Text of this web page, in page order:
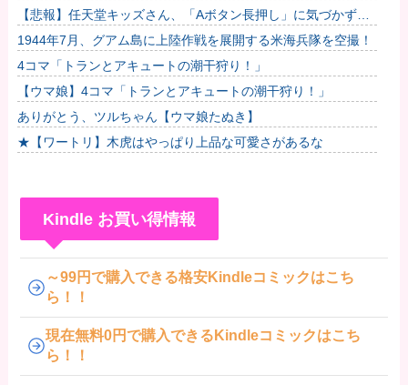
トプロ他
【悲報】任天堂キッズさん、「Aボタン長押し」に気づかず任
天堂に修正させてしまう他
1944年7月、グアム島に上陸作戦を展開する米海兵隊を空撮！
4コマ「トランとアキュートの潮干狩り！」
【ウマ娘】4コマ「トランとアキュートの潮干狩り！」
ありがとう、ツルちゃん【ウマ娘たぬき】
★【ワートリ】木虎はやっぱり上品な可愛さがあるな
Kindle お買い得情報
～99円で購入できる格安Kindleコミックはこち
ら！！
現在無料0円で購入できるKindleコミックはこち
ら！！